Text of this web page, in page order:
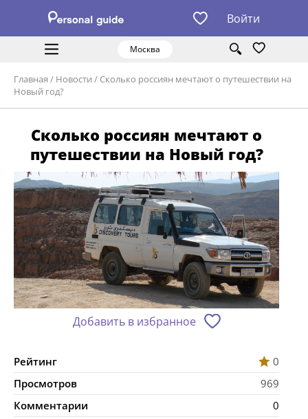
Войти
Москва
Главная / Новости / Сколько россиян мечтают о путешествии на
Новый год?
Сколько россиян мечтают о
путешествии на Новый год?
Добавить в избранное
Рейтинг
0
Просмотров
969
Комментарии
0